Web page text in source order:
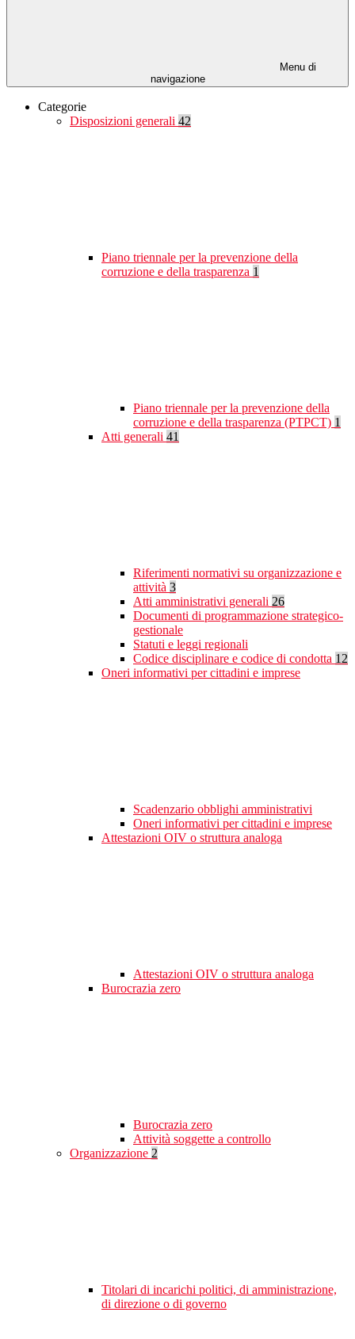
Menu di
navigazione
Categorie
Disposizioni generali 42
Piano triennale per la prevenzione della
corruzione e della trasparenza 1
Piano triennale per la prevenzione della
corruzione e della trasparenza (PTPCT) 1
Atti generali 41
Riferimenti normativi su organizzazione e
attività 3
Atti amministrativi generali 26
Documenti di programmazione strategico-
gestionale
Statuti e leggi regionali
Codice disciplinare e codice di condotta 12
Oneri informativi per cittadini e imprese
Scadenzario obblighi amministrativi
Oneri informativi per cittadini e imprese
Attestazioni OIV o struttura analoga
Attestazioni OIV o struttura analoga
Burocrazia zero
Burocrazia zero
Attività soggette a controllo
Organizzazione 2
Titolari di incarichi politici, di amministrazione,
di direzione o di governo